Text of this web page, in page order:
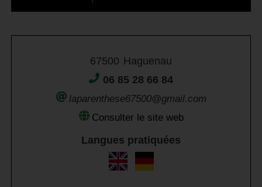
67500 Haguenau
06 85 28 66 84
laparenthese67500@gmail.com
Consulter le site web
Langues pratiquées